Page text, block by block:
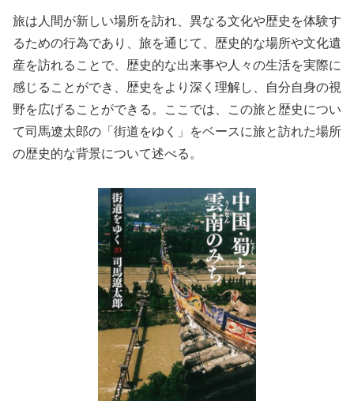
旅は人間が新しい場所を訪れ、異なる文化や歴史を体験す
るための行為であり、旅を通じて、歴史的な場所や文化遺
産を訪れることで、歴史的な出来事や人々の生活を実際に
感じることができ、歴史をより深く理解し、自分自身の視
野を広げることができる。ここでは、この旅と歴史につい
て司馬遼太郎の 「街道をゆく」をベースに旅と訪れた場所
の歴史的な背景について述べる。